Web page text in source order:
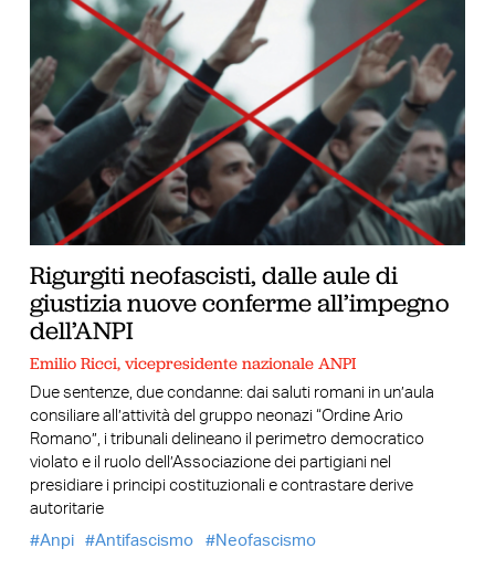
Rigurgiti neofascisti, dalle aule di
giustizia nuove conferme all’impegno
dell’ANPI
Emilio Ricci, vicepresidente nazionale ANPI
Due sentenze, due condanne: dai saluti romani in un’aula
consiliare all’attività del gruppo neonazi “Ordine Ario
Romano”, i tribunali delineano il perimetro democratico
violato e il ruolo dell’Associazione dei partigiani nel
presidiare i principi costituzionali e contrastare derive
autoritarie
Anpi
Antifascismo Neofascismo